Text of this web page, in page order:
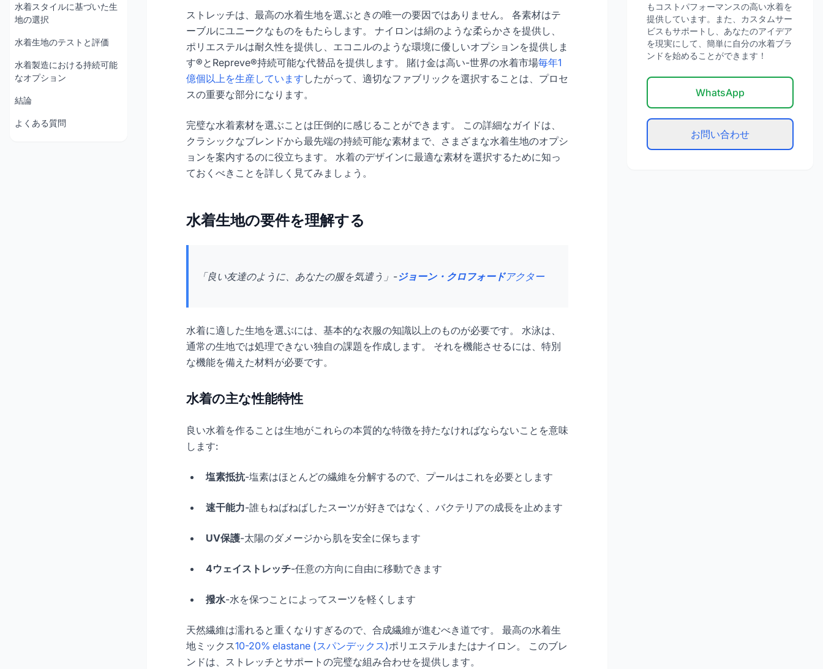
今すぐ相談
水着スタイルに基づいた生
地の選択
水着生地のテストと評価
水着製造における持続可能
なオプション
結論
よくある質問
ストレッチは、最高の水着生地を選ぶときの唯一の要因ではありません。 各素材はテ
ーブルにユニークなものをもたらします。 ナイロンは絹のような柔らかさを提供し、
ポリエステルは耐久性を提供し、エコニルのような環境に優しいオプションを提供しま
す®とRepreve®持続可能な代替品を提供します。 賭け金は高い-世界の水着市場毎年1
億個以上を生産しています したがって、適切なファブリックを選択することは、プロセ
スの重要な部分になります。
完璧な水着素材を選ぶことは圧倒的に感じることができます。 この詳細なガイドは、
クラシックなブレンドから最先端の持続可能な素材まで、さまざまな水着生地のオプシ
ョンを案内するのに役立ちます。 水着のデザインに最適な素材を選択するために知っ
ておくべきことを詳しく見てみましょう。
水着生地の要件を理解する
「良い友達のように、あなたの服を気遣う」-ジョーン・クロフォードアクター
水着に適した生地を選ぶには、基本的な衣服の知識以上のものが必要です。 水泳は、
通常の生地では処理できない独自の課題を作成します。 それを機能させるには、特別
な機能を備えた材料が必要です。
水着の主な性能特性
良い水着を作ることは生地がこれらの本質的な特徴を持たなければならないことを意味
します:
塩素抵抗-塩素はほとんどの繊維を分解するので、プールはこれを必要とします
速干能力-誰もねばねばしたスーツが好きではなく、バクテリアの成長を止めます
UV保護-太陽のダメージから肌を安全に保ちます
4ウェイストレッチ-任意の方向に自由に移動できます
撥水-水を保つことによってスーツを軽くします
天然繊維は濡れると重くなりすぎるので、合成繊維が進むべき道です。 最高の水着生
地ミックス10-20% elastane (スパンデックス)ポリエステルまたはナイロン。 このブレ
ンドは、ストレッチとサポートの完璧な組み合わせを提供します。
もコストパフォーマンスの高い水着を
提供しています。また、カスタムサー
ビスもサポートし、あなたのアイデア
を現実にして、簡単に自分の水着ブラ
ンドを始めることができます！
WhatsApp
お問い合わせ